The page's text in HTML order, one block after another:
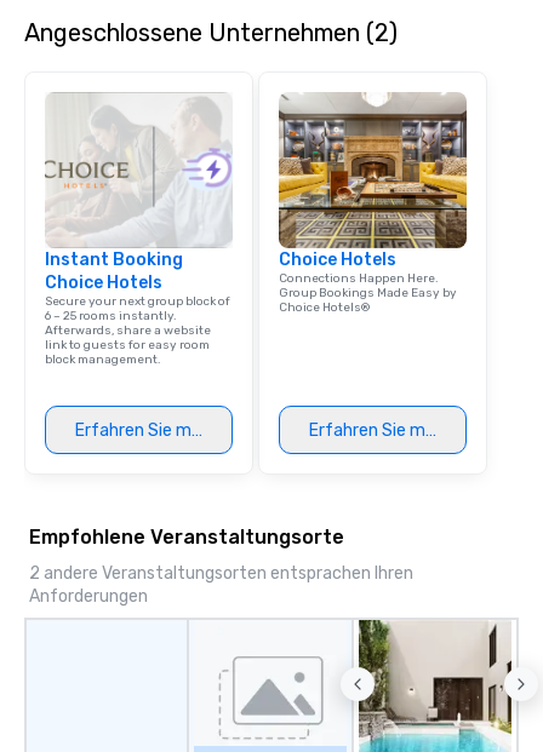
Angeschlossene Unternehmen (2)
Instant Booking
Choice Hotels
Secure your next group block of
6 – 25 rooms instantly.
Afterwards, share a website
link to guests for easy room
block management.
Erfahren Sie mehr
Choice Hotels
Connections Happen Here.
Group Bookings Made Easy by
Choice Hotels®
Erfahren Sie mehr
Empfohlene Veranstaltungsorte
2 andere Veranstaltungsorten entsprachen Ihren
Anforderungen